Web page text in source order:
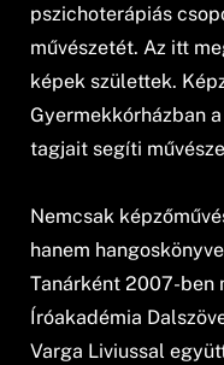
pszichoterápiás
művészetét. Az itt
képek születtek.
Gyermekkórházban
tagjait segíti
Nemcsak
hanem
Tanárként 2007-ben
Íróakadémia
Varga Liviussal